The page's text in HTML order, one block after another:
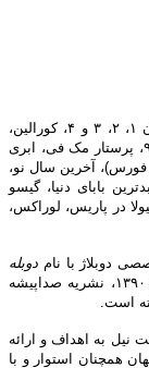
آنسوی پرچین، کابوس پیش از کریسمس، عصر یخبندان ۱، ۲، ۳ و ۴، کورالین،
سفر به آبشار بهشت (بالا)، سفر به ویچ مانتین، شماره ۹، پرستار مک فی، ابری
۵۱، گروه ویژه (جی فورس)، آخرین سال نو،
بابای دنیا، گیسو
در پاریس، لوراکس،
دوبلاژ با نام دوبله
بود که به اطلاع‌رسانی در این زمینه پرداخت. از اسفند ۱۳۹۰، نشریه صداپیشه
است.
فعال ، در جهت نیل به اهداف و ارائه
همچنان استوار و با